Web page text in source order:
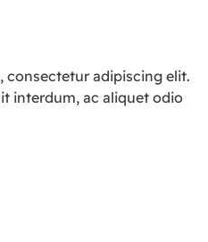
consectetur adipiscing elit.
interdum, ac aliquet odio